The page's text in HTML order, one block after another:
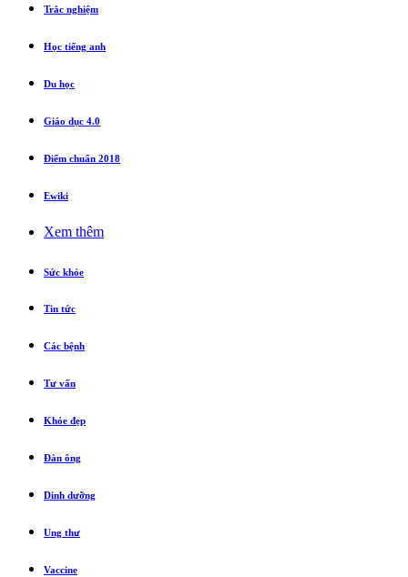
Trắc nghiệm
Học tiếng anh
Du học
Giáo dục 4.0
Điểm chuẩn 2018
Ewiki
Xem thêm
Sức khỏe
Tin tức
Các bệnh
Tư vấn
Khỏe đẹp
Đàn ông
Dinh dưỡng
Ung thư
Vaccine